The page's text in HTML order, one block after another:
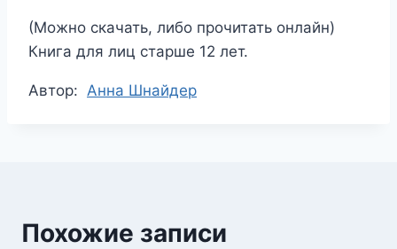
(Можно скачать, либо прочитать онлайн)
Книга для лиц старше 12 лет.
Метки
Автор: Анна Шнайдер
Похожие записи